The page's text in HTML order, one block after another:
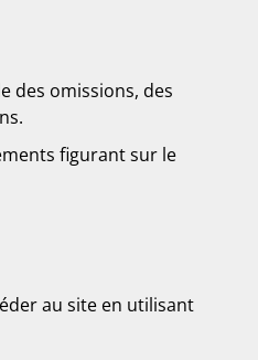
des omissions, des
figurant sur le
au site en utilisant